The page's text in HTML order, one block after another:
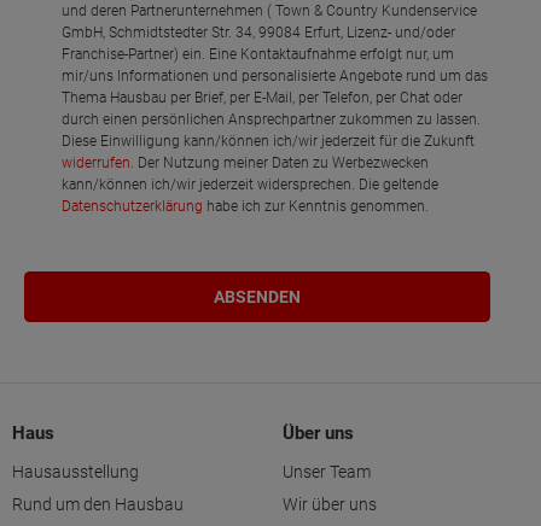
und deren Partnerunternehmen ( Town & Country Kundenservice
GmbH, Schmidtstedter Str. 34, 99084 Erfurt, Lizenz- und/oder
Franchise-Partner) ein. Eine Kontaktaufnahme erfolgt nur, um
mir/uns Informationen und personalisierte Angebote rund um das
Thema Hausbau per Brief, per E-Mail, per Telefon, per Chat oder
durch einen persönlichen Ansprechpartner zukommen zu lassen.
Diese Einwilligung kann/können ich/wir jederzeit für die Zukunft
widerrufen. Der Nutzung meiner Daten zu Werbezwecken
kann/können ich/wir jederzeit widersprechen. Die geltende
Datenschutzerklärung habe ich zur Kenntnis genommen.
Haus
Hausausstellung
Rund um den Hausbau
Über uns
Unser Team
Wir über uns